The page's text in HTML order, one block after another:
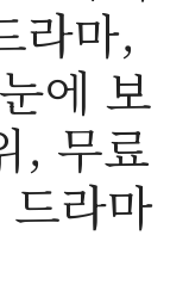
라마,
에 보
, 무료
라마